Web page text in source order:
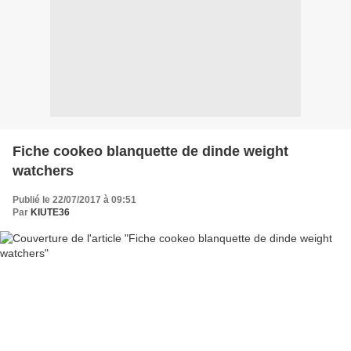
Fiche cookeo blanquette de dinde weight
watchers
Publié le 22/07/2017 à 09:51
Par KIUTE36